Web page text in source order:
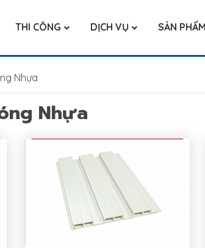
THI CÔNG DỊCH VỤ SẢN PHẨM
Nhựa
Nhựa